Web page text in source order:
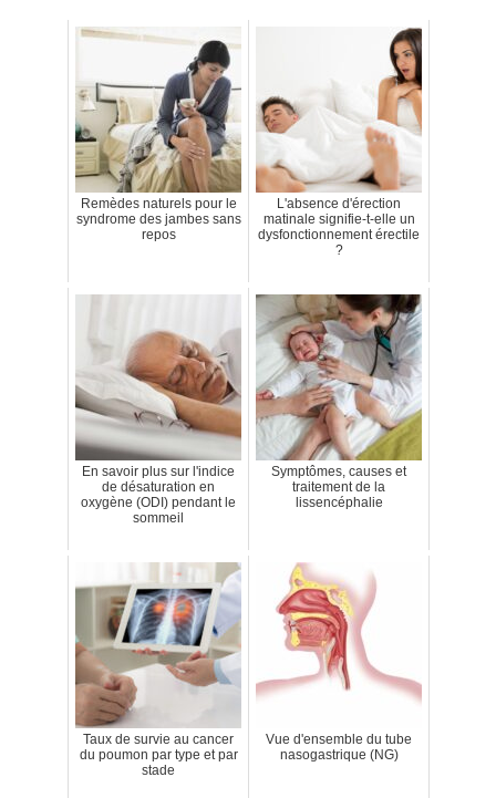
Remèdes naturels pour le
syndrome des jambes sans
repos
L'absence d'érection
matinale signifie-t-elle un
dysfonctionnement érectile
?
En savoir plus sur l'indice
de désaturation en
oxygène (ODI) pendant le
sommeil
Symptômes, causes et
traitement de la
lissencéphalie
Taux de survie au cancer
du poumon par type et par
stade
Vue d'ensemble du tube
nasogastrique (NG)